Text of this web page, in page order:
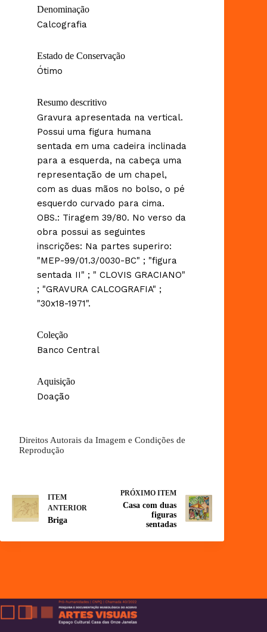
Denominação
Calcografia
Estado de Conservação
Ótimo
Resumo descritivo
Gravura apresentada na vertical.
Possui uma figura humana
sentada em uma cadeira inclinada
para a esquerda, na cabeça uma
representação de um chapel,
com as duas mãos no bolso, o pé
esquerdo curvado para cima.
OBS.: Tiragem 39/80. No verso da
obra possui as seguintes
inscrições: Na partes superiro:
"MEP-99/01.3/0030-BC" ; "figura
sentada II" ; " CLOVIS GRACIANO"
; "GRAVURA CALCOGRAFIA" ;
"30x18-1971".
Coleção
Banco Central
Aquisição
Doação
Direitos Autorais da Imagem e Condições de
Reprodução
ITEM
ANTERIOR
Briga
PRÓXIMO ITEM
Casa com duas
figuras
sentadas